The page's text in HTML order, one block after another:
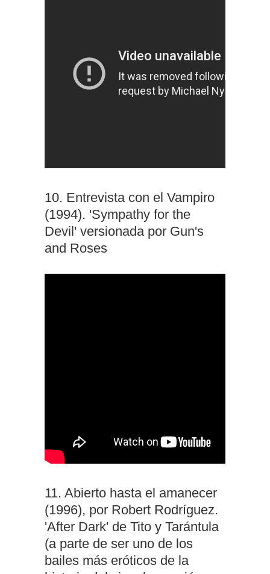
10. Entrevista con el Vampiro
(1994). 'Sympathy for the
Devil' versionada por Gun's
and Roses
11. Abierto hasta el amanecer
(1996), por Robert Rodríguez.
'After Dark' de Tito y Tarántula
(a parte de ser uno de los
bailes más eróticos de la